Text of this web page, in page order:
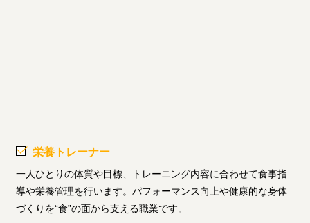
栄養トレーナー
一人ひとりの体質や目標、トレーニング内容に合わせて食事指
導や栄養管理を行います。パフォーマンス向上や健康的な身体
づくりを“食”の面から支える職業です。